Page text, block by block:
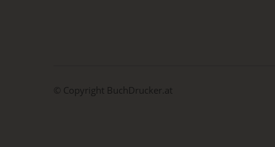
© Copyright BuchDrucker.at